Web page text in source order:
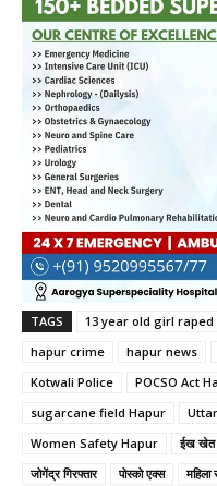
TAGS 13 year old girl raped
hapur crime
hapur news
Kotwali Police
POCSO Act
sugarcane field Hapur
Women Safety Hapur
ईख खेत
जोगेंद्र गिरफ्तार
पोस्को एक्स महिला